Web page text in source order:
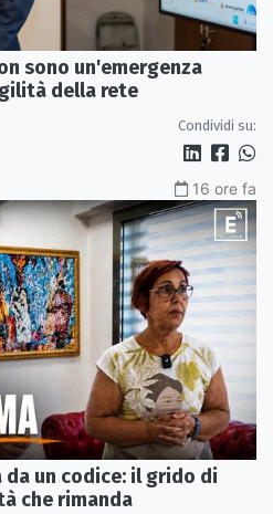
sono un'emergenza
della rete
Condividi su:
16 ore fa
un codice: il grido di
che rimanda